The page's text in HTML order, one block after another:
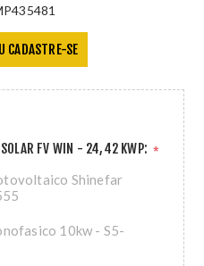
CADASTRE-SE
SOLAR FV WIN - 24,42 KWP: *
Shinefar
10kw - S5-